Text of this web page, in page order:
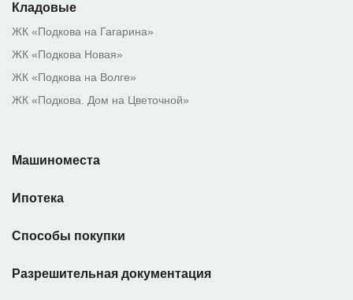
Кладовые
ЖК «Подкова на Гагарина»
ЖК «Подкова Новая»
ЖК «Подкова на Волге»
ЖК «Подкова. Дом на Цветочной»
Машиноместа
Ипотека
Способы покупки
Разрешительная документация